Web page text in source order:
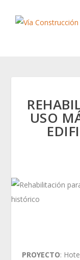
USO
PROYECTO: